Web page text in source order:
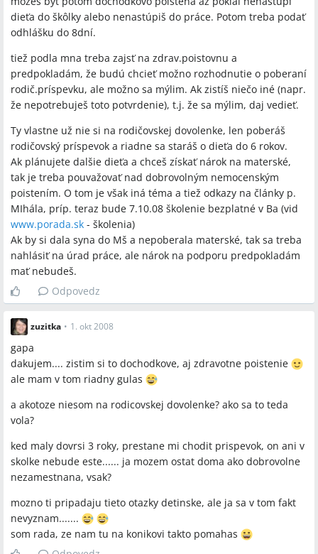
dieťa do škôlky alebo nenastúpiš do práce. Potom treba podať
odhlášku do 8dní.
tiež podla mna treba zajsť na zdrav.poistovnu a
predpokladám, že budú chcieť možno rozhodnutie o poberaní
rodič.príspevku, ale možno sa mýlim. Ak zistíš niečo iné (napr.
že nepotrebuješ toto potvrdenie), t.j. že sa mýlim, daj vedieť.
Ty vlastne už nie si na rodičovskej dovolenke, len poberáš
rodičovský príspevok a riadne sa staráš o dieťa do 6 rokov.
Ak plánujete dalšie dieťa a chceš získať nárok na materské,
tak je treba pouvažovať nad dobrovolným nemocenským
poistením. O tom je však iná téma a tiež odkazy na články p.
MIhála, príp. teraz bude 7.10.08 školenie bezplatné v Ba (vid
www.porada.sk - školenia)
Ak by si dala syna do Mš a nepoberala materské, tak sa treba
nahlásiť na úrad práce, ale nárok na podporu predpokladám
mať nebudeš.
Odpovedz
zuzitka • 1. okt 2008
gapa
dakujem.... zistim si to dochodkove, aj zdravotne poistenie
ale mam v tom riadny gulas
a akotoze niesom na rodicovskej dovolenke? ako sa to teda
vola?
ked maly dovrsi 3 roky, prestane mi chodit prispevok, on ani v
skolke nebude este...... ja mozem ostat doma ako dobrovolne
nezamestnana, vsak?
mozno ti pripadaju tieto otazky detinske, ale ja sa v tom fakt
nevyznam.......
som rada, ze nam tu na konikovi takto pomahas